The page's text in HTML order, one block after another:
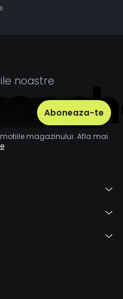
noastre
magazinului. Afla mai